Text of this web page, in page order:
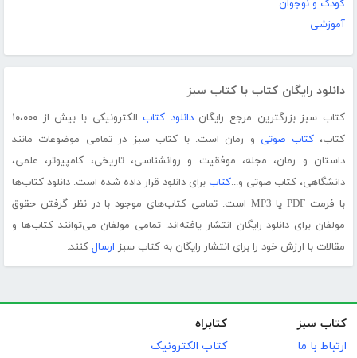
کودک و نوجوان
آموزشی
دانلود رایگان کتاب با کتاب سبز
کتاب سبز بزرگترین مرجع رایگاندانلود کتاب
الکترونیکی با بیش از ۱۰،۰۰۰
کتاب،کتاب صوتی و رمان است. با کتاب سبز در تمامی موضوعات مانند
داستان و رمان، مجله، موفقیت و روانشناسی، تاریخی، کامپیوتر، علمی،
دانشگاهی، کتاب صوتی و...کتاب برای دانلود قرار داده شده است. دانلود کتاب‌ها
با فرمت PDF یا MP3 است. تمامی کتاب‌های موجود با در نظر گرفتن حقوق
مولفان برای دانلود رایگان انتشار یافته‌اند. تمامی مولفان می‌توانند کتاب‌ها و
مقالات با ارزش خود را برای انتشار رایگان به کتاب سبز ارسال کنند.
کتاب سبز
ارتباط با ما
کتابراه
کتاب الکترونیک